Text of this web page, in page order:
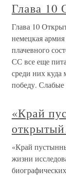
Глава 10
Глава 10
немецкая
плачевного
СС все еще
среди них куда
победу. Слабые
«Край
«Край
жизни